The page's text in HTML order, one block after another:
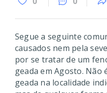
Segue a seguinte
causados nem pela
por se tratar de um
geada em Agosto. Não
geada na localidade